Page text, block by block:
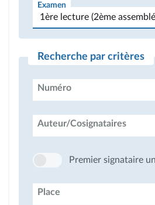
Examen
Recherche par critères
Numéro
Auteur/Cosignataires
Premier signataire
Place